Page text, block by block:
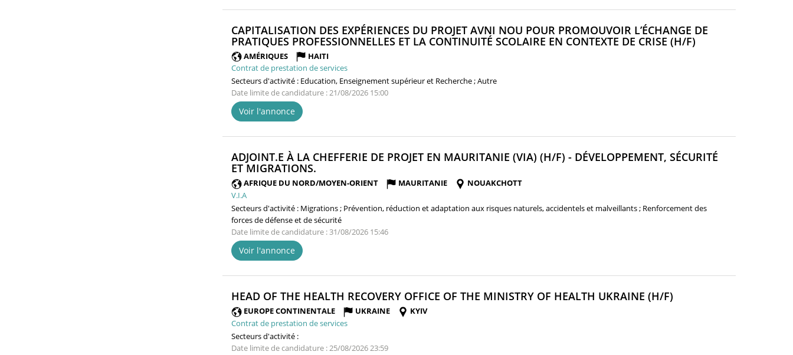
CAPITALISATION DES EXPÉRIENCES DU PROJET AVNI NOU POUR PROMOUVOIR L’ÉCHANGE DE
PRATIQUES PROFESSIONNELLES ET LA CONTINUITÉ SCOLAIRE EN CONTEXTE DE CRISE (H/F)
AMÉRIQUES
HAITI
Contrat de prestation de services
Secteurs d'activité : Education, Enseignement supérieur et Recherche ; Autre
Date limite de candidature : 21/08/2026 15:00
Voir l'annonce
ADJOINT.E À LA CHEFFERIE DE PROJET EN MAURITANIE (VIA) (H/F) - DÉVELOPPEMENT, SÉCURITÉ
ET MIGRATIONS.
FENÊTRE)
AFRIQUE DU NORD/MOYEN-ORIENT MAURITANIE
NOUAKCHOTT
V.I.A
Secteurs d'activité : Migrations ; Prévention, réduction et adaptation aux risques naturels, accidentels et malveillants ; Renforcement des
forces de défense et de sécurité
Date limite de candidature : 31/08/2026 15:46
Voir l'annonce
HEAD OF THE HEALTH RECOVERY OFFICE OF THE MINISTRY OF HEALTH UKRAINE (H/F)
EUROPE CONTINENTALE UKRAINE
KYIV
Contrat de prestation de services
Secteurs d'activité :
Date limite de candidature : 25/08/2026 23:59